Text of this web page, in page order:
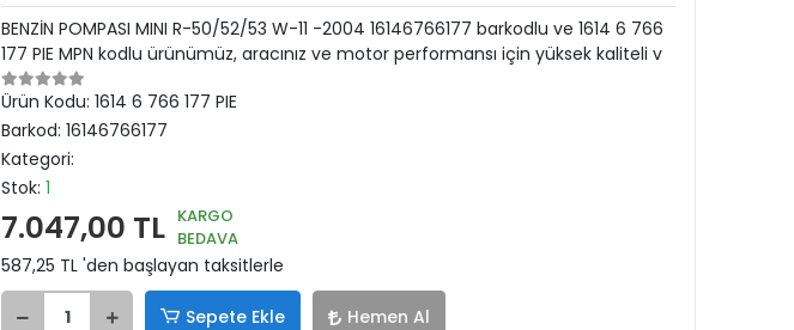
BENZİN POMPASI MINI R-50/52/53 W-11 -2004 16146766177 barkodlu ve 1614 6 766
177 PIE MPN kodlu ürünümüz, aracınız ve motor performansı için yüksek kaliteli v
Ürün Kodu: 1614 6 766 177 PIE
Barkod: 16146766177
Kategori:
Stok: 1
7.047,00 TL KARGO
BEDAVA
587,25 TL 'den başlayan taksitlerle
Sepete Ekle Hemen Al